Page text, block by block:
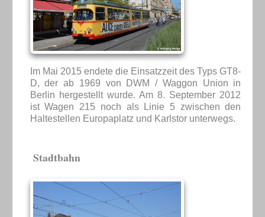
Im Mai 2015 endete die Einsatzzeit des Typs GT8-
D, der ab 1969 von DWM / Waggon Union in
Berlin hergestellt wurde. Am 8. September 2012
ist Wagen 215 noch als Linie 5 zwischen den
Haltestellen Europaplatz und Karlstor unterwegs.
Stadtbahn